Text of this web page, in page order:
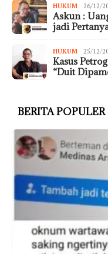
HUKUM 26/12/
Askun :
jadi
HUKUM 25/12/
Kasus
“Duit
BERITA POPULER